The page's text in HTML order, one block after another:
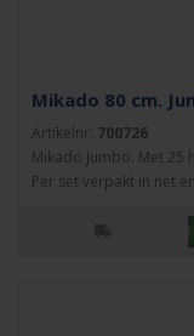
Mikado 80 cm.
Artikelnr: 700726
Mikado Jumbo. Met 25
Per set verpakt in net